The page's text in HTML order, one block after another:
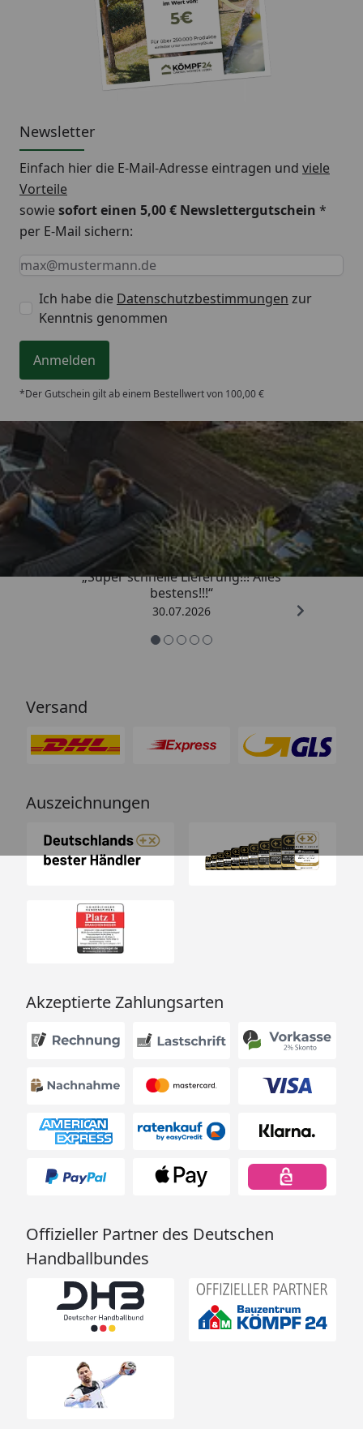
Newsletter
Einfach hier die E-Mail-Adresse eintragen und viele
Vorteile
sowiesofort einen 5,00 € Newslettergutschein *
per E-Mail sichern:
Keine Eingabe erforderlich
Eingabe erforderlich
E-Mail *
Ich habe die Datenschutzbestimmungen zur
Kenntnis genommen
Anmelden
*Der Gutschein gilt ab einem Bestellwert von 100,00 €
Trusted Shops
4,93/ 5
„Super schnelle Lieferung!!! Alles
bestens!!!“
30.07.2026
Versand
Auszeichnungen
Akzeptierte Zahlungsarten
Offizieller Partner des Deutschen
Handballbundes